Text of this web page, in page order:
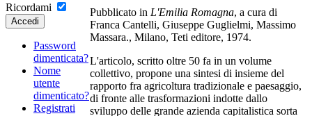
Pubblicato in L'Emilia Romagna, a cura di
Franca Cantelli, Giuseppe Guglielmi, Massimo
Massara., Milano, Teti editore, 1974.
L'articolo, scritto oltre 50 fa in un volume
collettivo, propone una sintesi di insieme del
rapporto fra agricoltura tradizionale e paesaggio,
di fronte alle trasformazioni indotte dallo
sviluppo delle grande azienda capitalistica sorta
Ricordami
Accedi
Password
dimenticata?
Nome
utente
dimenticato?
Registrati